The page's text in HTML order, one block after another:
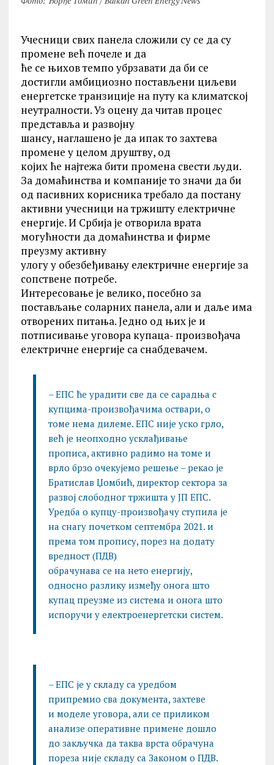
Учесници свих панела сложили су се да су
промене већ почеле и да
ће се њихов темпо убрзавати да би се
достигли амбициозно постављени циљеви
енергетске транзиције на путу ка климатској
неутралности. Уз оцену да читав процес
представља и развојну
шансу, наглашено је да ипак то захтева
промене у целом друштву, од
којих ће најтежа бити промена свести људи.
За домаћинства и компаније то значи да би
од пасивних корисника требало да постану
активни учесници на тржишту електричне
енергије. И Србија је отворила врата
могућности да домаћинства и фирме
преузму активну
улогу у обезбеђивању електричне енергије за
сопствене потребе.
Интересовање је велико, посебно за
постављање соларних панела, али и даље има
отворених питања. Једно од њих је и
потписивање уговора купаца- произвођача
електричне енергије са снабдевачем.
– ЕПС ће урадити све да се сарадњa с
купцима-произвођачима оствари, о
томе нема дилеме. ЕПС није уско грло,
већ је неопходно усклађивање
прописа, активно радимо на томе и
врло брзо очекујемо решење – рекао је
Братислав Џомбић, директор сектора за
развој слободног тржишта у ЈП ЕПС.
Уредба о купцу-произвођачу ступила је
на снагу почетком септембра 2021. и
према том пропису, порез на додату
вредност (ПДВ)
обрачунава се на нето енергију,
односно разлику између онога што
купац преузме из система и онога што
испоручи у електроенергетски систем.
– ЕПС је у складу са уредбом
припремио сва документа, захтеве
и моделе уговора, али се приликом
анализе оперативне примене дошло
до закључка да таква врста обрачуна
пореза није складу са Законом о ПДВ.